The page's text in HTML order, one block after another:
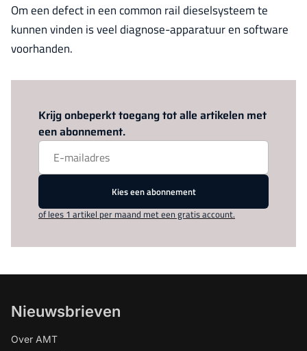
Om een defect in een common rail dieselsysteem te
kunnen vinden is veel diagnose-apparatuur en software
voorhanden.
Krijg onbeperkt toegang tot alle artikelen met
een abonnement.
Kies een abonnement
of lees 1 artikel per maand met een gratis account.
Nieuwsbrieven
Over AMT